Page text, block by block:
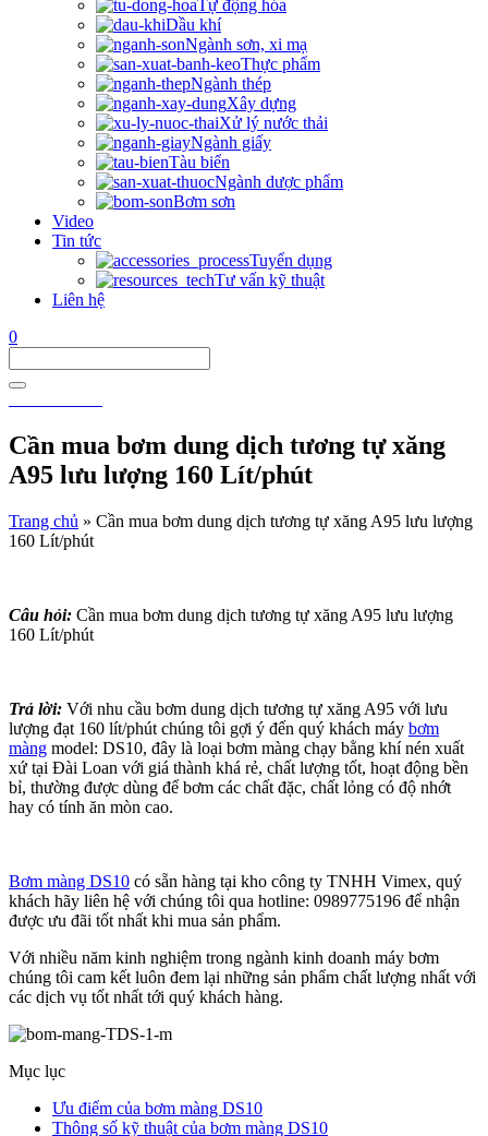
Tự động hóa
Dầu khí
Ngành sơn, xi mạ
Thực phẩm
Ngành thép
Xây dựng
Xử lý nước thải
Ngành giấy
Tàu biển
Ngành dược phẩm
Bơm sơn
Video
Tin tức
Tuyển dụng
Tư vấn kỹ thuật
Liên hệ
0
Cần mua bơm dung dịch tương tự xăng
A95 lưu lượng 160 Lít/phút
Trang chủ » Cần mua bơm dung dịch tương tự xăng A95 lưu lượng
160 Lít/phút
Câu hỏi: Cần mua bơm dung dịch tương tự xăng A95 lưu lượng
160 Lít/phút
Trả lời: Với nhu cầu bơm dung dịch tương tự xăng A95 với lưu
lượng đạt 160 lít/phút chúng tôi gợi ý đến quý khách máy bơm
màng model: DS10, đây là loại bơm màng chạy bằng khí nén xuất
xứ tại Đài Loan với giá thành khá rẻ, chất lượng tốt, hoạt động bền
bỉ, thường được dùng để bơm các chất đặc, chất lỏng có độ nhớt
hay có tính ăn mòn cao.
Bơm màng DS10 có sẵn hàng tại kho công ty TNHH Vimex, quý
khách hãy liên hệ với chúng tôi qua hotline: 0989775196 để nhận
được ưu đãi tốt nhất khi mua sản phẩm.
Với nhiều năm kinh nghiệm trong ngành kinh doanh máy bơm
chúng tôi cam kết luôn đem lại những sản phẩm chất lượng nhất với
các dịch vụ tốt nhất tới quý khách hàng.
Mục lục
Ưu điểm của bơm màng DS10
Thông số kỹ thuật của bơm màng DS10